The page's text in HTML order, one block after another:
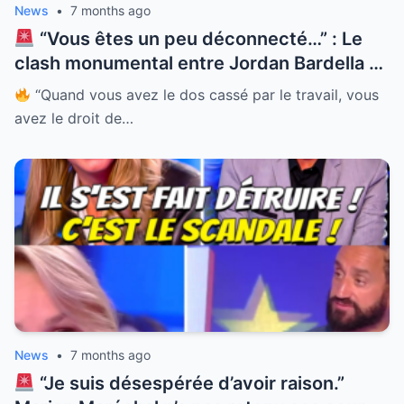
News • 7 months ago
“Vous êtes un peu déconnecté…” : Le
clash monumental entre Jordan Bardella et
l’avocat Charles Consigny !
Ce dernier a
tenté de donner une leçon de “réalité” au
simple “Instagrammeur” sans expérience.
La réponse de Bardella a été cinglante,
renvoyant l’avocat parisien à son “mépris
de classe” et à sa méconnaissance totale
de la vie des Français.
Entre piques sur
les scores électoraux et débat houleux sur
Saint-Denis, regardez comment Bardella a
recadré Consigny en direct ! La vidéo
explosive est juste ici !
“Quand vous avez le dos cassé par le travail, vous
avez le droit de…
News • 7 months ago
“Je suis désespérée d’avoir raison.”